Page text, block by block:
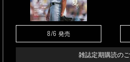
8/6 発売
雑誌定期購読の